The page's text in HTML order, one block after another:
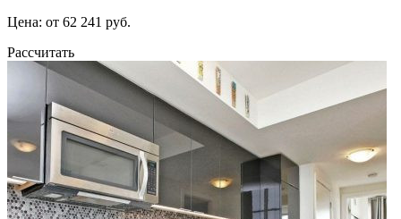
Цена: от 62 241 руб.
Рассчитать